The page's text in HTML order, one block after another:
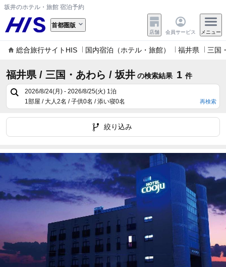
坂井のホテル・旅館 宿泊予約
首都圏版
店舗 会員サービス メニュー
総合旅行サイトHIS 国内宿泊（ホテル・旅館） 福井県 三国
福井県 / 三国・あわら / 坂井 の検索結果 1 件
2026/8/24(月) - 2026/8/25(火) 1泊
1部屋 / 大人2名 / 子供0名 / 添い寝0名
再検索
絞り込み